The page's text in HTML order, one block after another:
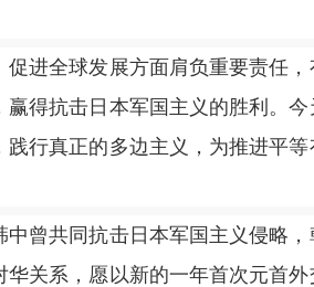
进全球发展方面肩负重要责任，
得抗击日本军国主义的胜利。
行真正的多边主义，为推进平等
曾共同抗击日本军国主义侵略，
关系，愿以新的一年首次元首